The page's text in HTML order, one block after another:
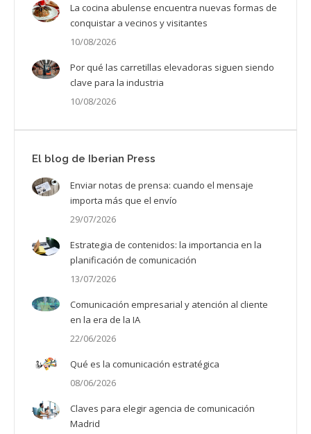
La cocina abulense encuentra nuevas formas de
conquistar a vecinos y visitantes
10/08/2026
Por qué las carretillas elevadoras siguen siendo
clave para la industria
10/08/2026
El blog de Iberian Press
Enviar notas de prensa: cuando el mensaje
importa más que el envío
29/07/2026
Estrategia de contenidos: la importancia en la
planificación de comunicación
13/07/2026
Comunicación empresarial y atención al cliente
en la era de la IA
22/06/2026
Qué es la comunicación estratégica
08/06/2026
Claves para elegir agencia de comunicación
Madrid